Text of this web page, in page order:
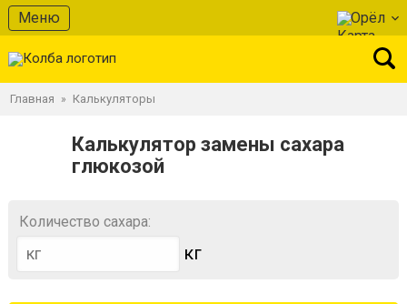
Меню Орёл
Главная » Калькуляторы
Калькулятор замены сахара
глюкозой
Количество сахара:
кг